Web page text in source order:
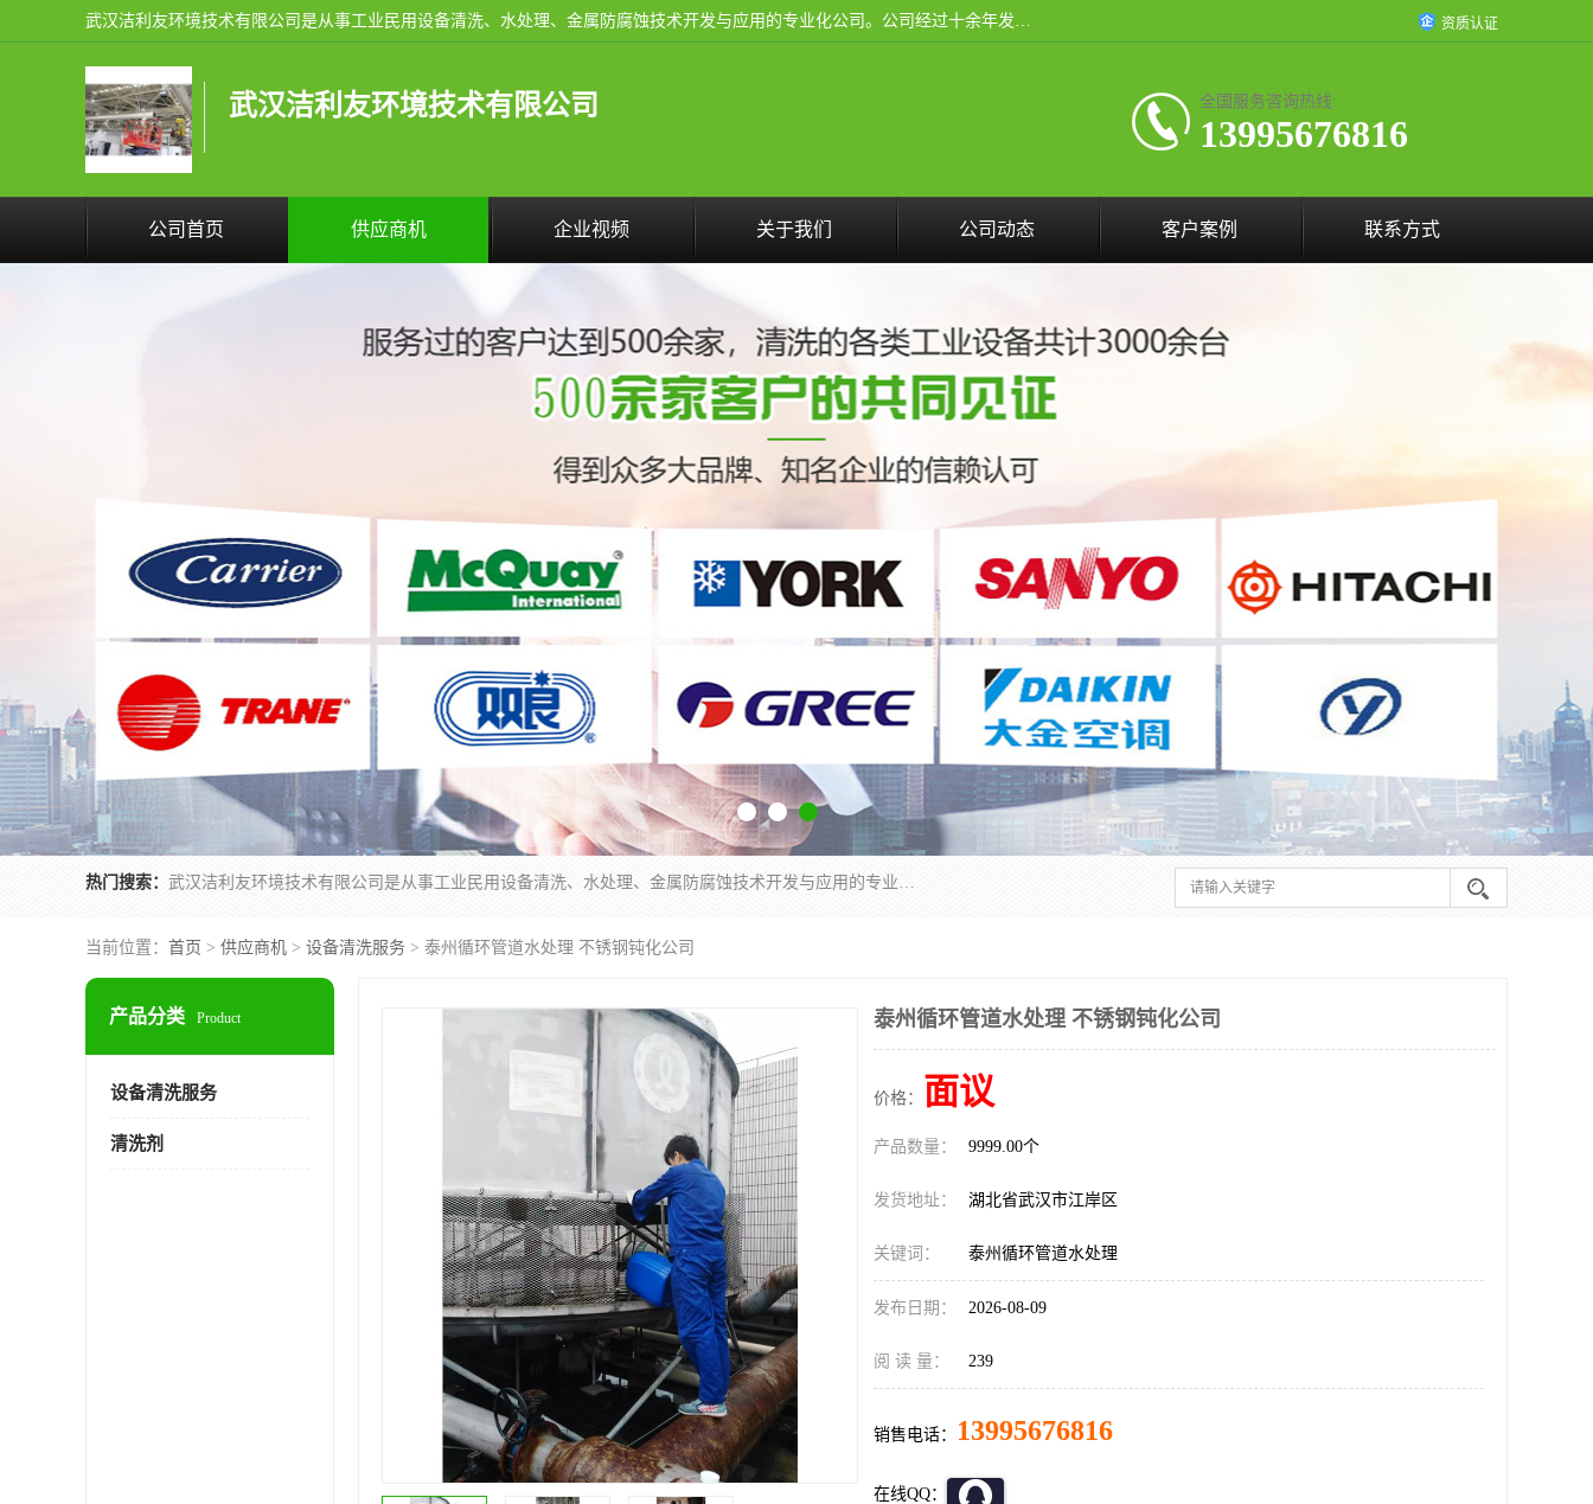
武汉洁利友环境技术有限公司是从事工业民用设备清洗、水处理、金属防腐蚀技术开发与应用的专业化公司。公司经过十余年发展积累了丰富的清洗经验，服务过的客户达到500余家，清洗的各类工业设备共计3000余台。 资质认证
武汉洁利友环境技术有限公司 全国服务咨询热线:
13995676816
公司首页 供应商机 企业视频 关于我们 公司动态 客户案例 联系方式
热门搜索： 武汉洁利友环境技术有限公司是从事工业民用设备清洗、水处理、金属防腐蚀技术开发与应用的专业化公司。公司经过十余年发展积累了丰富的清洗经验，服务过的客户达到500余家，清洗的各类工业设备共计3000余台。
当前位置： 首页 > 供应商机 > 设备清洗服务 > 泰州循环管道水处理 不锈钢钝化公司
产品分类 Product
设备清洗服务
清洗剂
泰州循环管道水处理 不锈钢钝化公司
价格： 面议
产品数量： 9999.00个
发货地址： 湖北省武汉市江岸区
关键词： 泰州循环管道水处理
发布日期： 2026-08-09
阅 读 量： 239
销售电话： 13995676816
在线QQ：